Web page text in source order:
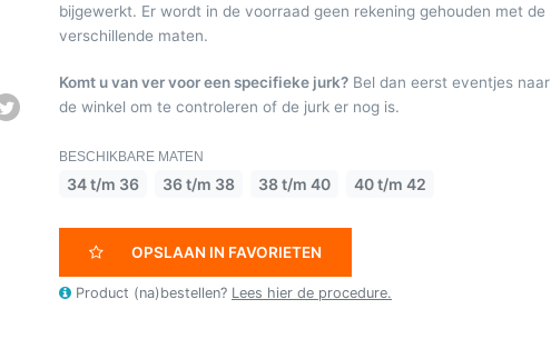
bijgewerkt. Er wordt in de voorraad geen rekening gehouden met de
verschillende maten.
Komt u van ver voor een specifieke jurk? Bel dan eerst eventjes naar
de winkel om te controleren of de jurk er nog is.
BESCHIKBARE MATEN
34 t/m 36 36 t/m 38 38 t/m 40 40 t/m 42
OPSLAAN IN FAVORIETEN
Product (na)bestellen? Lees hier de procedure.